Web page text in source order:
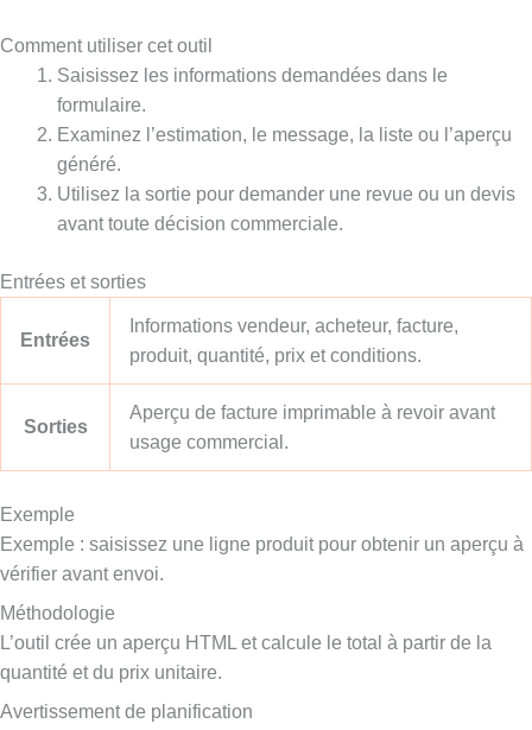
Comment utiliser cet outil
Saisissez les informations demandées dans le
formulaire.
Examinez l’estimation, le message, la liste ou l’aperçu
généré.
Utilisez la sortie pour demander une revue ou un devis
avant toute décision commerciale.
Entrées et sorties
Entrées
Informations vendeur, acheteur, facture,
produit, quantité, prix et conditions.
Sorties
Aperçu de facture imprimable à revoir avant
usage commercial.
Exemple
Exemple : saisissez une ligne produit pour obtenir un aperçu à
vérifier avant envoi.
Méthodologie
L’outil crée un aperçu HTML et calcule le total à partir de la
quantité et du prix unitaire.
Avertissement de planification